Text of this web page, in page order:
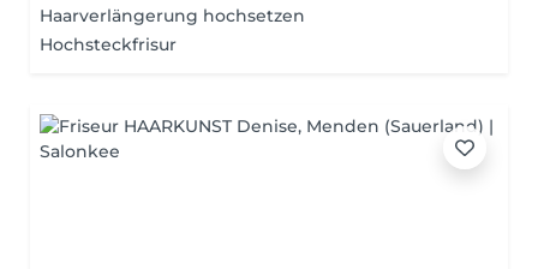
Haarverlängerung hochsetzen
Hochsteckfrisur